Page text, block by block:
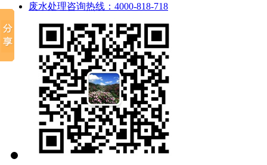
废水处理咨询热线：4000-818-718